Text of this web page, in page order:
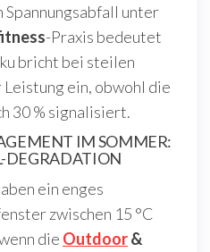
Spannungsabfall unter
-Praxis bedeutet
bricht bei steilen
ein, obwohl die
30 % signalisiert.
IM SOMMER:
DEGRADATION
ein enges
zwischen 15 °C
die Outdoor&